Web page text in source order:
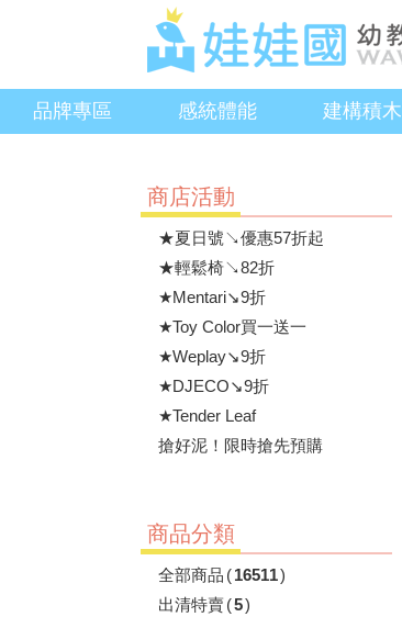
品牌專區 感統體能 建構積木
商店活動
★夏日號↘優惠57折起
★輕鬆椅↘82折
★Mentari↘9折
★Toy Color買一送一
★Weplay↘9折
★DJECO↘9折
★Tender Leaf
搶好泥！限時搶先預購
商品分類
全部商品 (16511)
出清特賣(5)